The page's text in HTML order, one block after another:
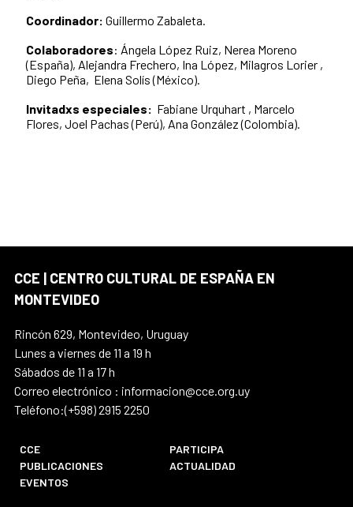
Coordinador: Guillermo Zabaleta.
Colaboradores: Ángela López Ruiz, Nerea Moreno
(España), Alejandra Frechero, Ina López, Milagros Lorier ,
Diego Peña, Elena Solís (México).
Invitadxs especiales: Fabiane Urquhart , Marcelo
Flores, Joel Pachas (Perú), Ana González (Colombia).
CCE | CENTRO CULTURAL DE ESPAÑA EN
MONTEVIDEO
Rincón 629, Montevideo, Uruguay
Lunes a viernes de 11 a 19 h
Sábados de 11 a 17 h
Correo electrónico : informacion@cce.org.uy
Teléfono:(+598) 2915 2250
CCE
PARTICIPA
PUBLICACIONES
ACTUALIDAD
EVENTOS